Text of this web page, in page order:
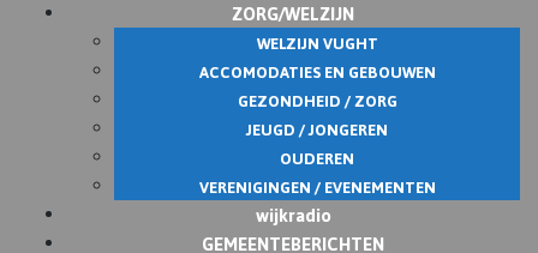
ZORG/WELZIJN
WELZIJN VUGHT
ACCOMODATIES EN GEBOUWEN
GEZONDHEID / ZORG
JEUGD / JONGEREN
OUDEREN
VERENIGINGEN / EVENEMENTEN
wijkradio
GEMEENTEBERICHTEN